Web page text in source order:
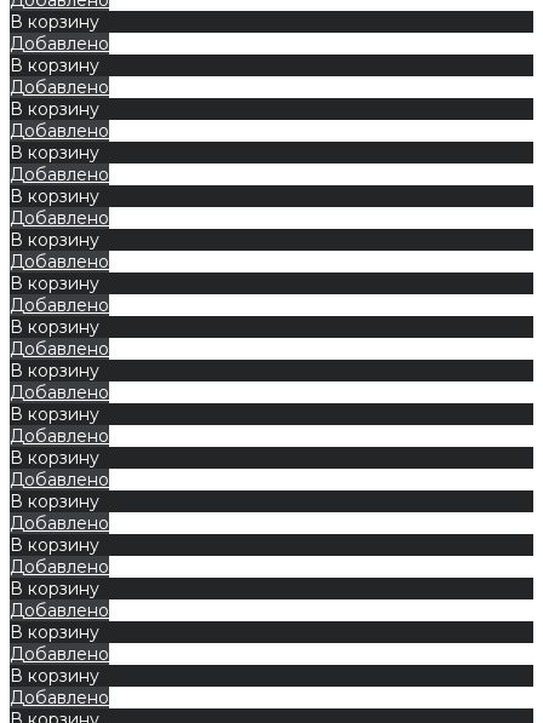
В корзину
Добавлено
В корзину
Добавлено
В корзину
Добавлено
В корзину
Добавлено
В корзину
Добавлено
В корзину
Добавлено
В корзину
Добавлено
В корзину
Добавлено
В корзину
Добавлено
В корзину
Добавлено
В корзину
Добавлено
В корзину
Добавлено
В корзину
Добавлено
В корзину
Добавлено
В корзину
Добавлено
В корзину
Добавлено